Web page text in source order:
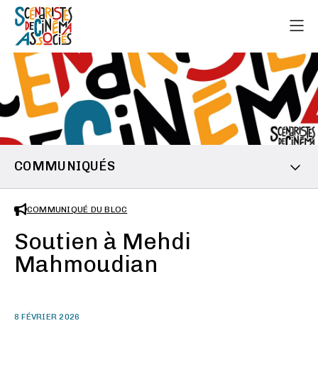
COMMUNIQUÉS
COMMUNIQUÉ DU BLOC
Soutien à Mehdi
Mahmoudian
8 FÉVRIER 2026